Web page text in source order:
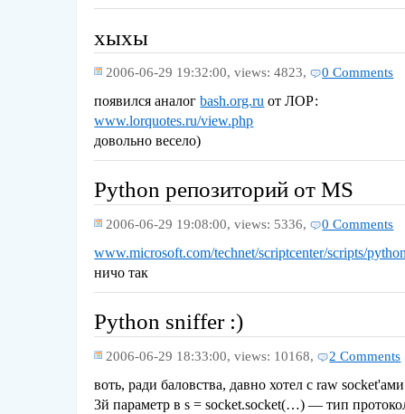
хыхы
2006-06-29 19:32:00, views: 4823, 0 Comments
появился аналогbash.org.ru от ЛОР:
www.lorquotes.ru/view.php
довольно весело)
Python репозиторий от MS
2006-06-29 19:08:00, views: 5336, 0 Comments
www.microsoft.com/technet/scriptcenter/scripts/
ничо так
Python sniffer :)
2006-06-29 18:33:00, views: 10168, 2 Comments
воть, ради баловства, давно хотел с raw
3й параметр в s = socket.socket(…) — тип